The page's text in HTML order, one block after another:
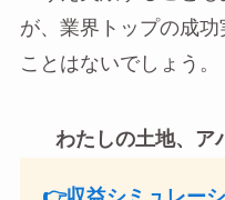
が、業界トップの成
ことはないでしょう。
わたしの土地、ア